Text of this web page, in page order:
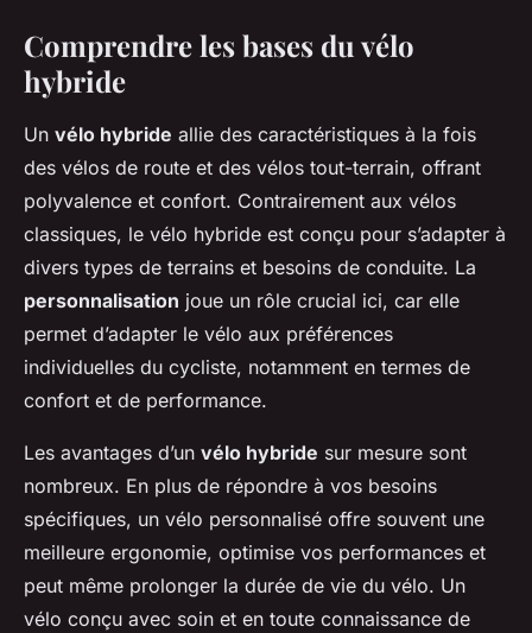
Comprendre les bases du vélo
hybride
Un vélo hybride allie des caractéristiques à la fois
des vélos de route et des vélos tout-terrain, offrant
polyvalence et confort. Contrairement aux vélos
classiques, le vélo hybride est conçu pour s’adapter à
divers types de terrains et besoins de conduite. La
personnalisation joue un rôle crucial ici, car elle
permet d’adapter le vélo aux préférences
individuelles du cycliste, notamment en termes de
confort et de performance.
Les avantages d’un vélo hybride sur mesure sont
nombreux. En plus de répondre à vos besoins
spécifiques, un vélo personnalisé offre souvent une
meilleure ergonomie, optimise vos performances et
peut même prolonger la durée de vie du vélo. Un
vélo conçu avec soin et en toute connaissance de